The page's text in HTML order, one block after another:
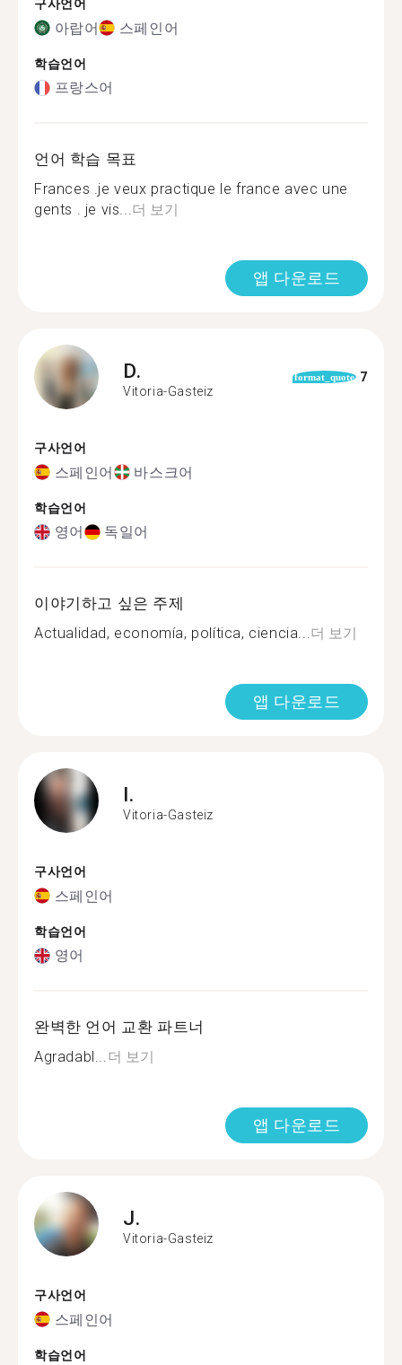
구사언어
아랍어 스페인어
학습언어
프랑스어
언어 학습 목표
Frances .je veux practique le france avec une
gents . je vis...더 보기
앱 다운로드
D.
Vitoria-Gasteiz
format_quote 7
구사언어
스페인어 바스크어
학습언어
영어 독일어
이야기하고 싶은 주제
Actualidad, economía, política, ciencia...더 보기
앱 다운로드
I.
Vitoria-Gasteiz
구사언어
스페인어
학습언어
영어
완벽한 언어 교환 파트너
Agradabl...더 보기
앱 다운로드
J.
Vitoria-Gasteiz
구사언어
스페인어
학습언어